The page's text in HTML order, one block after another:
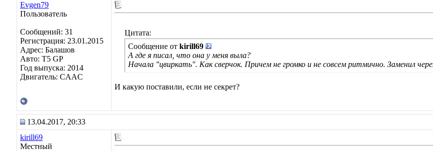
Evgen79
Пользователь
Сообщений: 31
Регистрация: 23.01.2015
Адрес: Балашов
Авто: T5 GP
Год выпуска: 2014
Двигатель: CAAC
Цитата:
Сообщение от kirill69
А где я писал, что она у меня выла?
Начала "цвиркать". Как сверчок. Причем не громко и не совсем ритмично. Заменил
И какую поставили, если не секрет?
13.04.2017, 20:33
kirill69
Местный